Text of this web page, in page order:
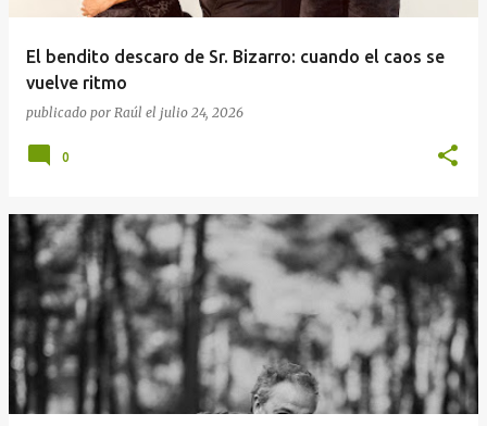
El bendito descaro de Sr. Bizarro: cuando el caos se
vuelve ritmo
publicado por Raúl el julio 24, 2026
0